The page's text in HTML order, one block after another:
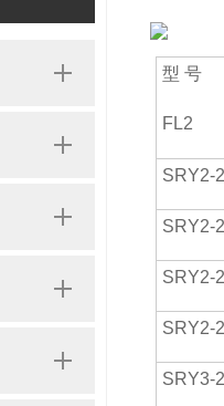
型 号
FL2
SRY2-
SRY2-
SRY2-
SRY2-
SRY3-